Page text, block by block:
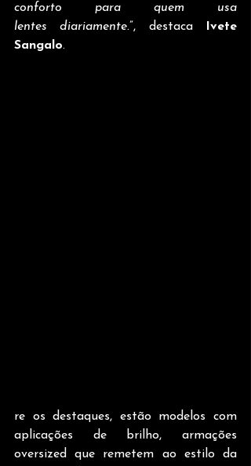
conforto para quem usa
lentes diariamente.”, destaca
Ivete
Sangalo.
re os destaques, estão modelos com
aplicações de brilho, armações
oversized que remetem ao estilo da